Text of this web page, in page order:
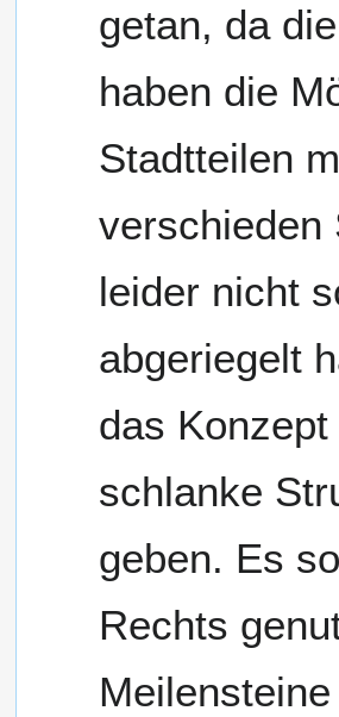
getan, da
haben die
Stadtteilen
verschieden
leider nicht
abgeriegelt
das
schlanke
geben. Es
Rechts